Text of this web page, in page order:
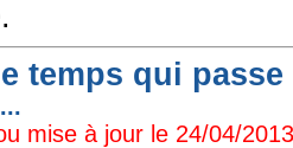
temps qui
mise à jour le 24/04/